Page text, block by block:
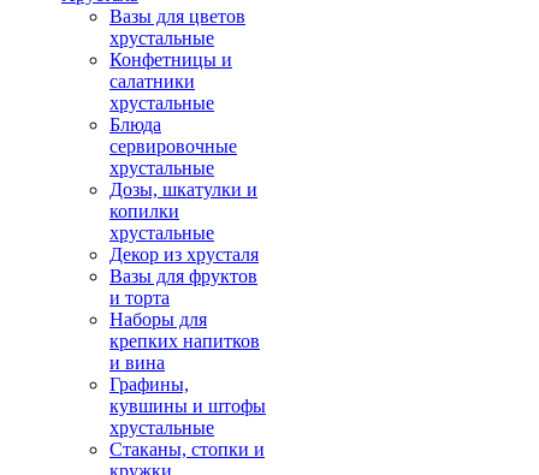
Вазы для цветов
хрустальные
Конфетницы и
салатники
хрустальные
Блюда
сервировочные
хрустальные
Дозы, шкатулки и
копилки
хрустальные
Декор из хрусталя
Вазы для фруктов
и торта
Наборы для
крепких напитков
и вина
Графины,
кувшины и штофы
хрустальные
Стаканы, стопки и
кружки